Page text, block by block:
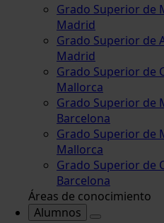
Grado Superior de
Madrid
Grado Superior de
Madrid
Grado Superior de
Mallorca
Grado Superior de
Barcelona
Grado Superior de
Mallorca
Grado Superior de
Barcelona
Áreas de conocimiento
Alumnos